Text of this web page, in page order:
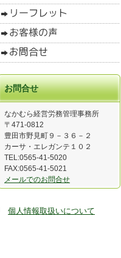
お問合せ
なかむら経営労務管理事務所
〒471-0812
豊田市野見町９－３６－２
カーサ・エレガンテ１０２
TEL:0565-41-5020
FAX:0565-41-5021
メールでのお問合せ
個人情報取扱いについて